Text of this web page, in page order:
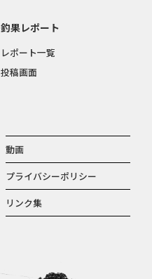
動画
プライバシーポリシー
リンク集
釣果レポート
レポート一覧
投稿画面